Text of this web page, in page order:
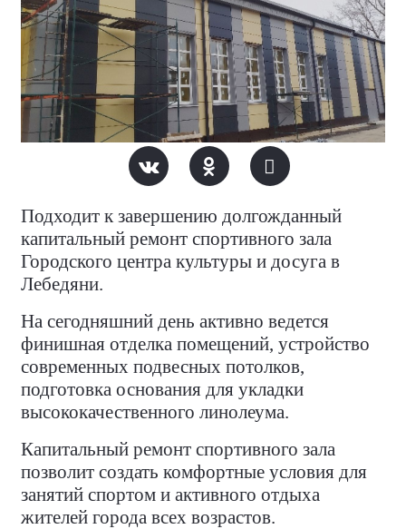
Подходит к завершению долгожданный
капитальный ремонт спортивного зала
Городского центра культуры и досуга в
Лебедяни.
На сегодняшний день активно ведется
финишная отделка помещений, устройство
современных подвесных потолков,
подготовка основания для укладки
высококачественного линолеума.
Капитальный ремонт спортивного зала
позволит создать комфортные условия для
занятий спортом и активного отдыха
жителей города всех возрастов.